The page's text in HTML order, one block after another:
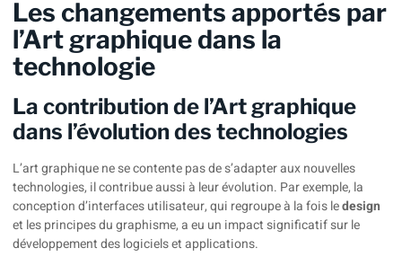
Les changements apportés par
l’Art graphique dans la
technologie
La contribution de l’Art graphique
dans l’évolution des technologies
L’art graphique ne se contente pas de s’adapter aux nouvelles
technologies, il contribue aussi à leur évolution. Par exemple, la
conception d’interfaces utilisateur, qui regroupe à la fois ledesign
et les principes du graphisme, a eu un impact significatif sur le
développement des logiciels et applications.